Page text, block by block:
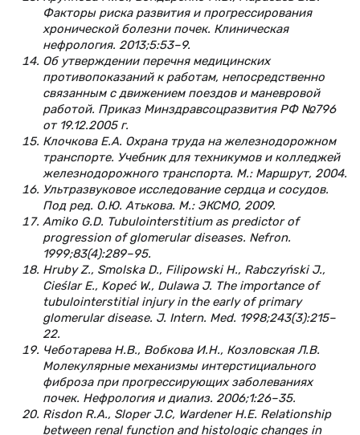
Факторы риска развития и прогрессирования
хронической болезни почек. Клиническая
нефрология. 2013;5:53–9.
Об утверждении перечня медицинских
противопоказаний к работам, непосредственно
связанным с движением поездов и маневровой
работой. Приказ Минздравсоцразвития РФ №796
от 19.12.2005 г.
Клочкова Е.А. Охрана труда на железнодорожном
транспорте. Учебник для техникумов и колледжей
железнодорожного транспорта. М.: Маршрут, 2004.
Ультразвуковое исследование сердца и сосудов.
Под ред. О.Ю. Атькова. М.: ЭКСМО, 2009.
Amiko G.D. Tubulointerstitium as predictor of
progression of glomerular diseases. Nefron.
1999;83(4):289–95.
Hruby Z., Smolska D., Filipowski H., Rabczyński J.,
Cieślar E., Kopeć W., Dulawa J. The importance of
tubulointerstitial injury in the early of primary
glomerular disease. J. Intern. Med. 1998;243(3):215–
22.
Чеботарева H.B., Вобкова И.Н., Козловская Л.В.
Молекулярные механизмы интерстициального
фиброза при прогрессирующих заболеваниях
почек. Нефрология и диализ. 2006;1:26–35.
Risdon R.A., Sloper J.С, Wardener Н.Е. Relationship
between renal function and histologic changes in